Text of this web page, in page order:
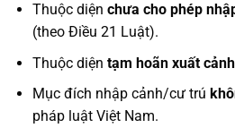
Thuộc diện chưa cho phép
(theo Điều 21 Luật).
Thuộc diện tạm hoãn xuất cảnh
Mục đích nhập cảnh/cư trú
pháp luật Việt Nam.